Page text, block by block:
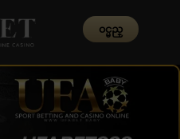
၀င္မည္